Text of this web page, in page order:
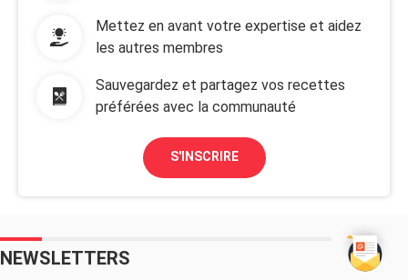
Mettez en avant votre expertise et aidez
les autres membres
Sauvegardez et partagez vos recettes
préférées avec la communauté
S'INSCRIRE
NEWSLETTERS